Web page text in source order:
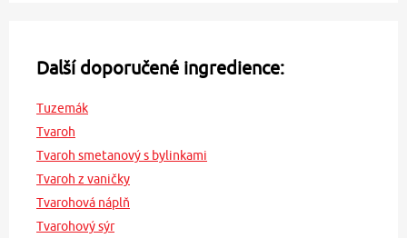
Další doporučené ingredience:
Tuzemák
Tvaroh
Tvaroh smetanový s bylinkami
Tvaroh z vaničky
Tvarohová náplň
Tvarohový sýr